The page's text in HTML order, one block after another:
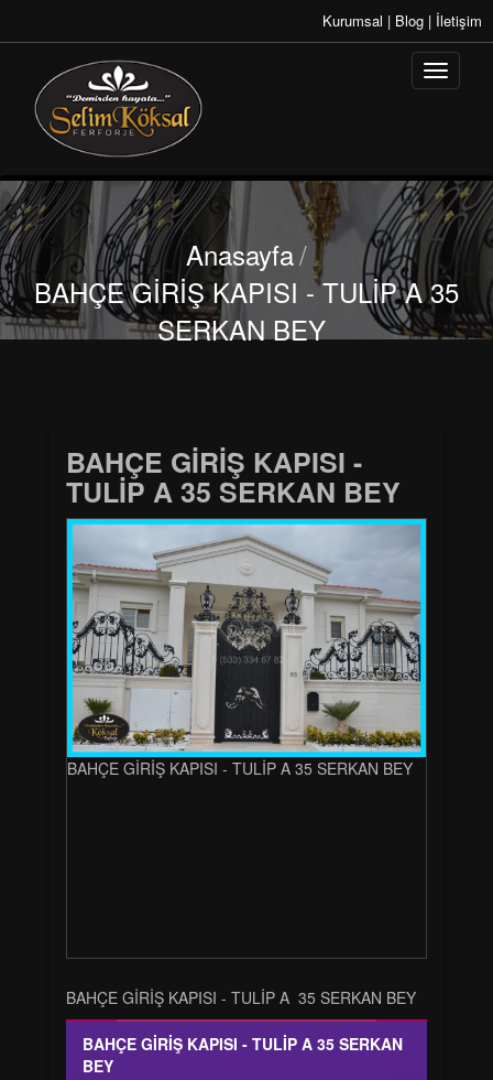
Kurumsal | Blog | İletişim
Anasayfa/
BAHÇE GİRİŞ KAPISI - TULİP A 35
SERKAN BEY
BAHÇE GİRİŞ KAPISI -
TULİP A 35 SERKAN BEY
BAHÇE GİRİŞ KAPISI - TULİP A 35 SERKAN BEY
BAHÇE GİRİŞ KAPISI - TULİP A 35 SERKAN BEY
BAHÇE GİRİŞ KAPISI - TULİP A 35 SERKAN
BEY